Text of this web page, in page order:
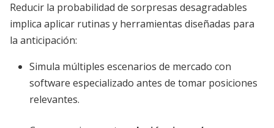
Reducir la probabilidad de sorpresas desagradables
implica aplicar rutinas y herramientas diseñadas para
la anticipación:
Simula múltiples escenarios de mercado con
software especializado antes de tomar posiciones
relevantes.